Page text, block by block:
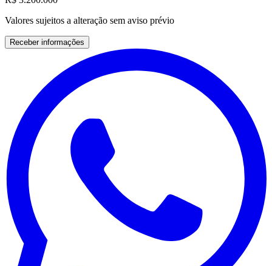
Valores sujeitos a alteração sem aviso prévio
Receber informações